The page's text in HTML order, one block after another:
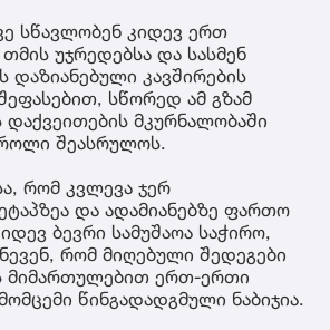
სწავლობენ კიდევ ერთ
უჯრედებსა და სასმენ
დაზიანებული კავშირების
სწორედ ამ გზამ
დაქვეითების მკურნალობაში
შეასრულოს.
რომ კვლევა ჯერ
და ადამიანებზე ფართო
ბევრი სამუშაოა საჭირო,
რომ მიღებული შედეგები
მიმართულებით ერთ-ერთი
წინგადადგმული ნაბიჯია.